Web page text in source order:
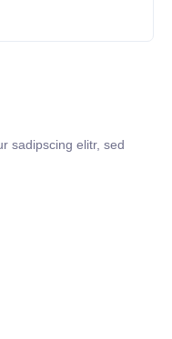
sadipscing elitr, sed
1899